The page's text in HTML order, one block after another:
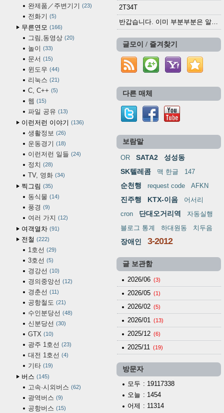
완제품／주변기기 23
전화기 5
무른연모 166
그림,동영상 20
놀이 33
문서 15
윈도우 44
리눅스 21
C, C++ 5
웹 15
파일 공유 13
이런저런 이야기 136
생활정보 26
운동경기 18
이런저런 일들 24
정치 28
TV, 영화 34
찍그림 35
동식물 14
풍경 9
여러 가지 12
여객열차 91
전철 222
1호선 29
3호선 5
경강선 10
경의중앙선 12
경춘선 11
공항철도 21
수인분당선 48
신분당선 30
GTX 10
광주 1호선 23
대전 1호선 4
기타 19
버스 145
고속·시외버스 62
광역버스 9
공항버스 15
2T34T
반갑습니다. 이미 부분부분은 알려진 정보들이...
글모이 / 즐겨찾기
다른 매체
보람말
OR SATA2
성성동
SK텔레콤
맥 한글 147
순천행 request code AFKN
진주행 KTX-이음
어서리
cron
단대오거리역
자동실행
블로그 통계
하대원동 치두음
장애인 3-2012
글 보관함
2026/06 (3)
2026/05 (1)
2026/02 (5)
2026/01 (13)
2025/12 (6)
2025/11 (19)
방문자
모두 : 19117338
오늘 : 1454
어제 : 11314